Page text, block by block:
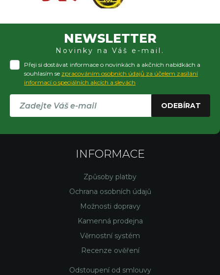
NEWSLETTER
Novinky na Váš e-mail.
Přeji si dostávat informace o novinkách a akčních nabídkách a
souhlasím se zpracováním osobních údajů za účelem zasílání
informací o speciálních akcích a slevách
ODEBÍRAT
INFORMACE
Způsoby platby
Ochrana osobních údajů
Možnosti dopravy
Kamenná prodejna
Věrnostní systém
Recenze ověření
Odstoupení od smlouvy